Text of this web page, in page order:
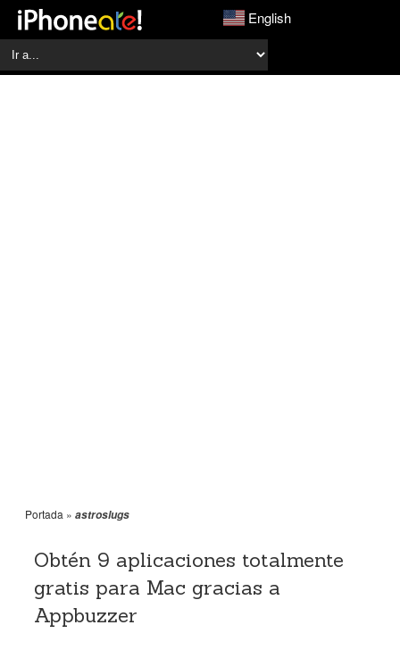
English
Portada » astroslugs
Obtén 9 aplicaciones totalmente
gratis para Mac gracias a
Appbuzzer